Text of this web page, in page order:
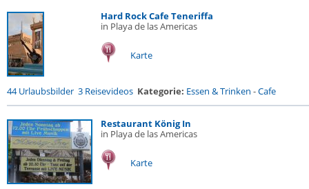
Hard Rock Cafe Teneriffa
in Playa de las Americas
Karte
44 Urlaubsbilder 3 Reisevideos Kategorie: Essen & Trinken -Cafe
Restaurant König In
in Playa de las Americas
Karte